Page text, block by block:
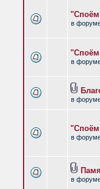
"Споём
в
"Споём
в
в
"Споём
в
в